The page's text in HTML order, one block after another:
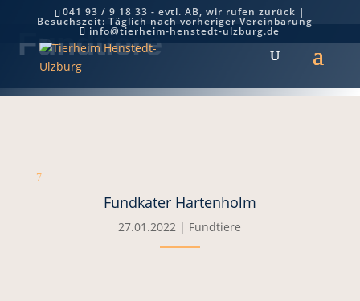
041 93 / 9 18 33 - evtl. AB, wir rufen zurück |
Besuchszeit: Täglich nach vorheriger Vereinbarung
info@tierheim-henstedt-ulzburg.de
Fundtiere
7
Fundkater Hartenholm
27.01.2022 | Fundtiere